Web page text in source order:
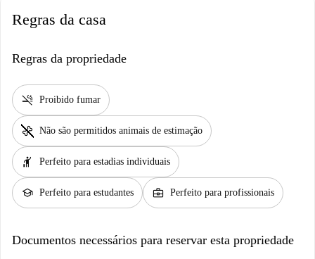
Regras da casa
Regras da propriedade
smoke_free Proibido fumar
pet_supplies Não são permitidos animais de estimação
hail Perfeito para estadias individuais
school Perfeito para estudantes business_center Perfeito para profissionais
Documentos necessários para reservar esta propriedade